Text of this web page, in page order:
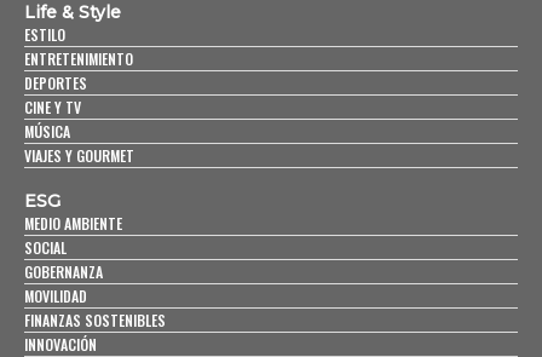
Life & Style
ESTILO
ENTRETENIMIENTO
DEPORTES
CINE Y TV
MÚSICA
VIAJES Y GOURMET
ESG
MEDIO AMBIENTE
SOCIAL
GOBERNANZA
MOVILIDAD
FINANZAS SOSTENIBLES
INNOVACIÓN